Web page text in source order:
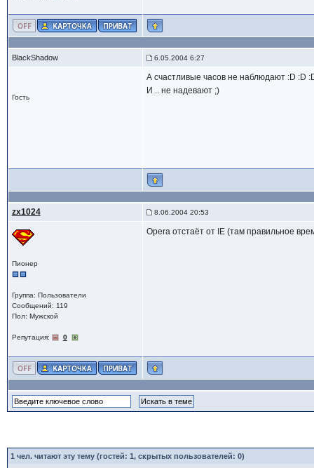
BlackShadow 6.05.2004 6:27
Гость
А счастливые часов не наблюдают :D :D
И .. не надевают ;)
zx1024 8.06.2004 20:53
Пионер
Группа: Пользователи
Сообщений: 119
Пол: Мужской
Репутация: 0
Opera отстаёт от IE (там правильное
1 чел. читают эту тему (гостей: 1, скрытых пользователей: 0)